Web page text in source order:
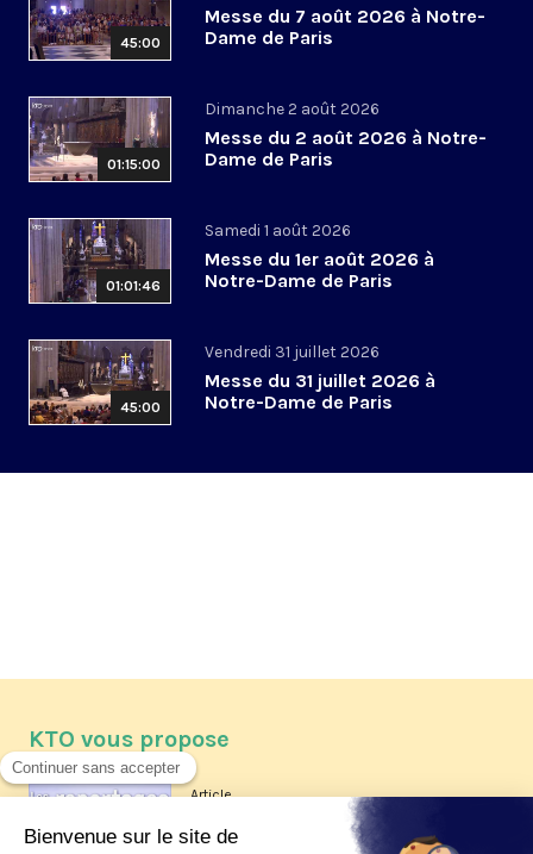
45:00
Messe du 7 août 2026 à Notre-
Dame de Paris
01:15:00
Dimanche 2 août 2026
Messe du 2 août 2026 à Notre-
Dame de Paris
01:01:46
Samedi 1 août 2026
Messe du 1er août 2026 à
Notre-Dame de Paris
45:00
Vendredi 31 juillet 2026
Messe du 31 juillet 2026 à
Notre-Dame de Paris
KTO vous propose
Article
Les reportages d'été 2026 de KTO